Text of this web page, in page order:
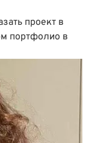
проект в
портфолио в